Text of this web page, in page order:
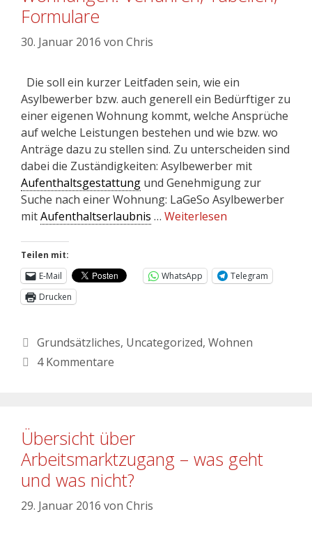
Formulare
30. Januar 2016 von Chris
Die soll ein kurzer Leitfaden sein, wie ein
Asylbewerber bzw. auch generell ein Bedürftiger zu
einer eigenen Wohnung kommt, welche Ansprüche
auf welche Leistungen bestehen und wie bzw. wo
Anträge dazu zu stellen sind. Zu unterscheiden sind
dabei die Zuständigkeiten: Asylbewerber mit
Aufenthaltsgestattung und Genehmigung zur
Suche nach einer Wohnung: LaGeSo Asylbewerber
mitAufenthaltserlaubnis … Weiterlesen
Teilen mit:
E-Mail
WhatsApp
Telegram
Drucken
Grundsätzliches, Uncategorized, Wohnen
4 Kommentare
Übersicht über
Arbeitsmarktzugang – was geht
und was nicht?
29. Januar 2016 von Chris